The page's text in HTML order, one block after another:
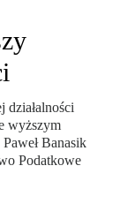
wyższym
Banasik
Podatkowe